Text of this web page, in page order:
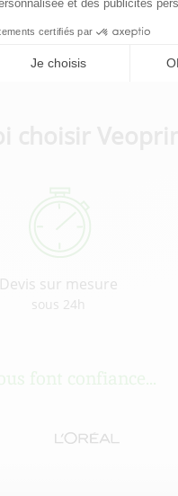
> Nous contacter
Devis sur mesure
sous 24h